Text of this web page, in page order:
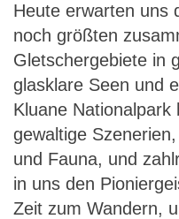
Heute erwarten uns
noch größten
Gletschergebiete in
glasklare Seen und
Kluane Nationalpark
gewaltige
und Fauna, und
in uns den
Zeit zum Wandern,